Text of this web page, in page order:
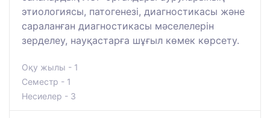
этиологиясы, патогенезі, диагностикасы және
сараланған диагностикасы мәселелерін
зерделеу, науқастарға шұғыл көмек көрсету.
Оқу жылы - 1
Семестр - 1
Несиелер - 3